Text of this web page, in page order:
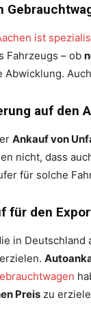
ist
Fahrzeugs – ob
Abwicklung. Auch
auf den
Ankauf von
nicht, dass
für solche
für den
in
Preis zu